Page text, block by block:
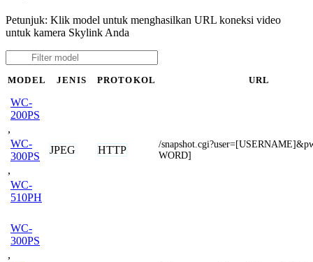
Petunjuk: Klik model untuk menghasilkan URL koneksi video
untuk kamera Skylink Anda
MODEL JENIS PROTOKOL URL
WC-
200PS
,
WC-
300PS
,
WC-
510PH
JPEG HTTP
/
WORD]
WC-
300PS
,